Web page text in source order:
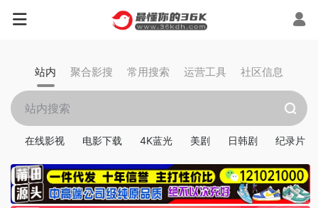
站内 聚合影搜 常用搜索 运营工具 社区信息
在线影视 电影下载 4K蓝光 美剧 日韩剧 纪录片